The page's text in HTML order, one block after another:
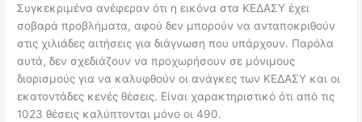
Συγκεκριμένα ανέφεραν ότι η εικόνα στα ΚΕΔΑΣΥ έχει
σοβαρά προβλήματα, αφού δεν μπορούν να ανταποκριθούν
στις χιλιάδες αιτήσεις για διάγνωση που υπάρχουν. Παρόλα
αυτά, δεν σχεδιάζουν να προχωρήσουν σε μόνιμους
διορισμούς για να καλυφθούν οι ανάγκες των ΚΕΔΑΣΥ και οι
εκατοντάδες κενές θέσεις. Είναι χαρακτηριστικό ότι από τις
1023 θέσεις καλύπτονται μόνο οι 490.